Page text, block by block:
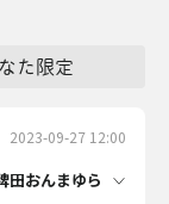
た限定
2023-09-27 12:00
田おんまゆら